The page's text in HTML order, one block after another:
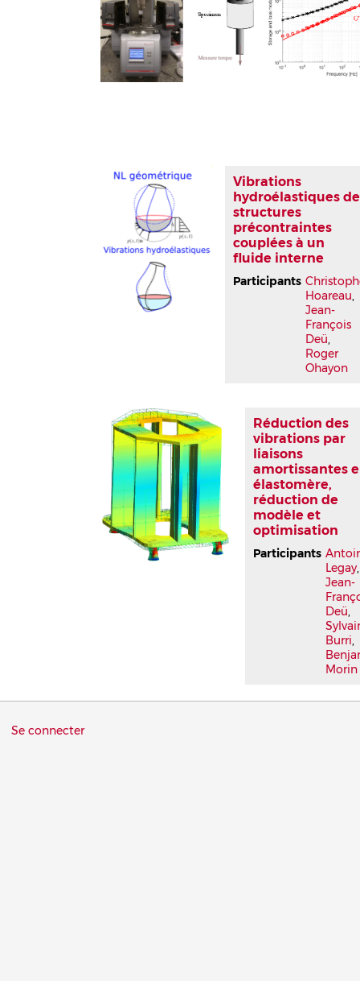
Vibrations
hydroélastiques de
structures
précontraintes
couplées à un
fluide interne
Participants
Hoareau,
Jean-
François
Deü,
Roger
Ohayon
Réduction des
vibrations par
liaisons
amortissantes
élastomère,
réduction de
modèle et
optimisation
Participants
Legay,
Jean-
Deü,
Burri,
Morin
Menu
Se connecter